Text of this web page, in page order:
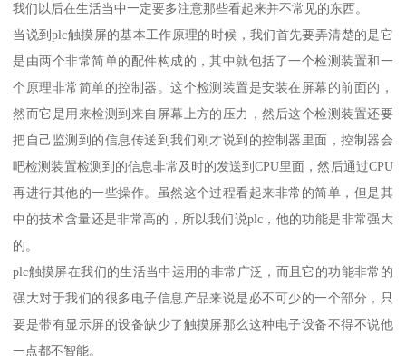
我们以后在生活当中一定要多注意那些看起来并不常见的东西。
当说到plc触摸屏的基本工作原理的时候，我们首先要弄清楚的是它
是由两个非常简单的配件构成的，其中就包括了一个检测装置和一
个原理非常简单的控制器。这个检测装置是安装在屏幕的前面的，
然而它是用来检测到来自屏幕上方的压力，然后这个检测装置还要
把自己监测到的信息传送到我们刚才说到的控制器里面，控制器会
吧检测装置检测到的信息非常及时的发送到CPU里面，然后通过CPU
再进行其他的一些操作。虽然这个过程看起来非常的简单，但是其
中的技术含量还是非常高的，所以我们说plc，他的功能是非常强大
的。
plc触摸屏在我们的生活当中运用的非常广泛，而且它的功能非常的
强大对于我们的很多电子信息产品来说是必不可少的一个部分，只
要是带有显示屏的设备缺少了触摸屏那么这种电子设备不得不说他
一点都不智能。